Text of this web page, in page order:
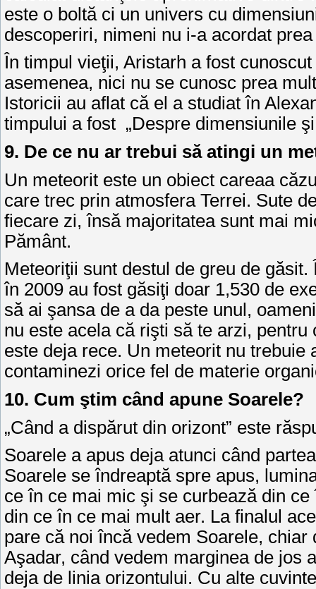
este o boltă ci un univers cu
descoperiri, nimeni nu i-a acordat
În timpul vieţii, Aristarh a fost
asemenea, nici nu se cunosc prea
Istoricii au aflat că el a studiat în
timpului a fost „Despre dimensiunile
9. De ce nu ar trebui să atingi un
Un meteorit este un obiect careaa
care trec prin atmosfera Terrei. Sute
fiecare zi, însă majoritatea sunt mai
Pământ.
Meteoriţii sunt destul de greu de
în 2009 au fost găsiţi doar 1,530 de
să ai şansa de a da peste unul,
nu este acela că rişti să te arzi,
este deja rece. Un meteorit nu
contaminezi orice fel de materie
10. Cum ştim când apune Soarele?
„Când a dispărut din orizont” este
Soarele a apus deja atunci când
Soarele se îndreaptă spre apus,
ce în ce mai mic şi se curbează din
din ce în ce mai mult aer. La finalul
pare că noi încă vedem Soarele,
Aşadar, când vedem marginea de jos
deja de linia orizontului. Cu alte